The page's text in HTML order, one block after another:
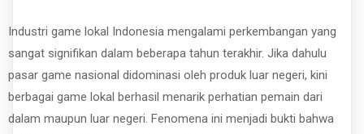
Industri game lokal Indonesia mengalami perkembangan yang
sangat signifikan dalam beberapa tahun terakhir. Jika dahulu
pasar game nasional didominasi oleh produk luar negeri, kini
berbagai game lokal berhasil menarik perhatian pemain dari
dalam maupun luar negeri. Fenomena ini menjadi bukti bahwa